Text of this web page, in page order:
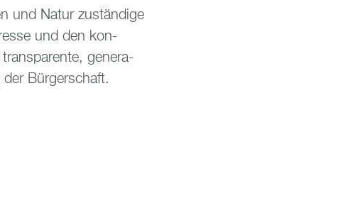
und Natur zu­stän­di­ge
und den kon­
ge­ne­ra­
Bür­ger­schaft.